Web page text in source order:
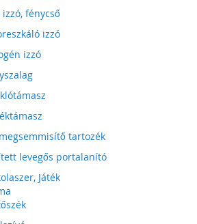
izzó, fénycső
izzó
izzó
tartozék
levegős portalanító
Játék